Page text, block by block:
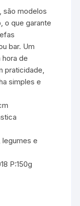
são modelos
o que garante
bar. Um
hora de
praticidade,
simples e
legumes e
P:150g